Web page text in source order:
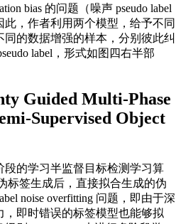
bias 的问题（噪声 pseudo label
此，作者利用两个模型，给予不同
同的数据增强的样本，分别彼此纠
label，形式如图四右半部
Guided Multi-Phase
Supervised Object
段的学习半监督目标检测学习算
标签生成后，直接拟合生成的伪
noise overfitting 问题，即由于深
，即时错误的标签模型也能够拟